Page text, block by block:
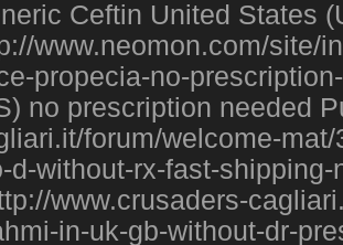
Ceftin United States
www.neomon.com/site/
propecia-no-
no prescription needed
forum/welcome-
d-without-rx-fast-
www.crusaders-
in-uk-gb-without-dr-